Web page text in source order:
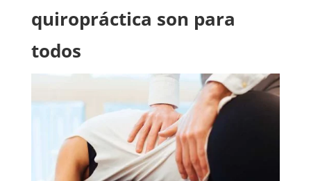
quiropráctica son para
todos